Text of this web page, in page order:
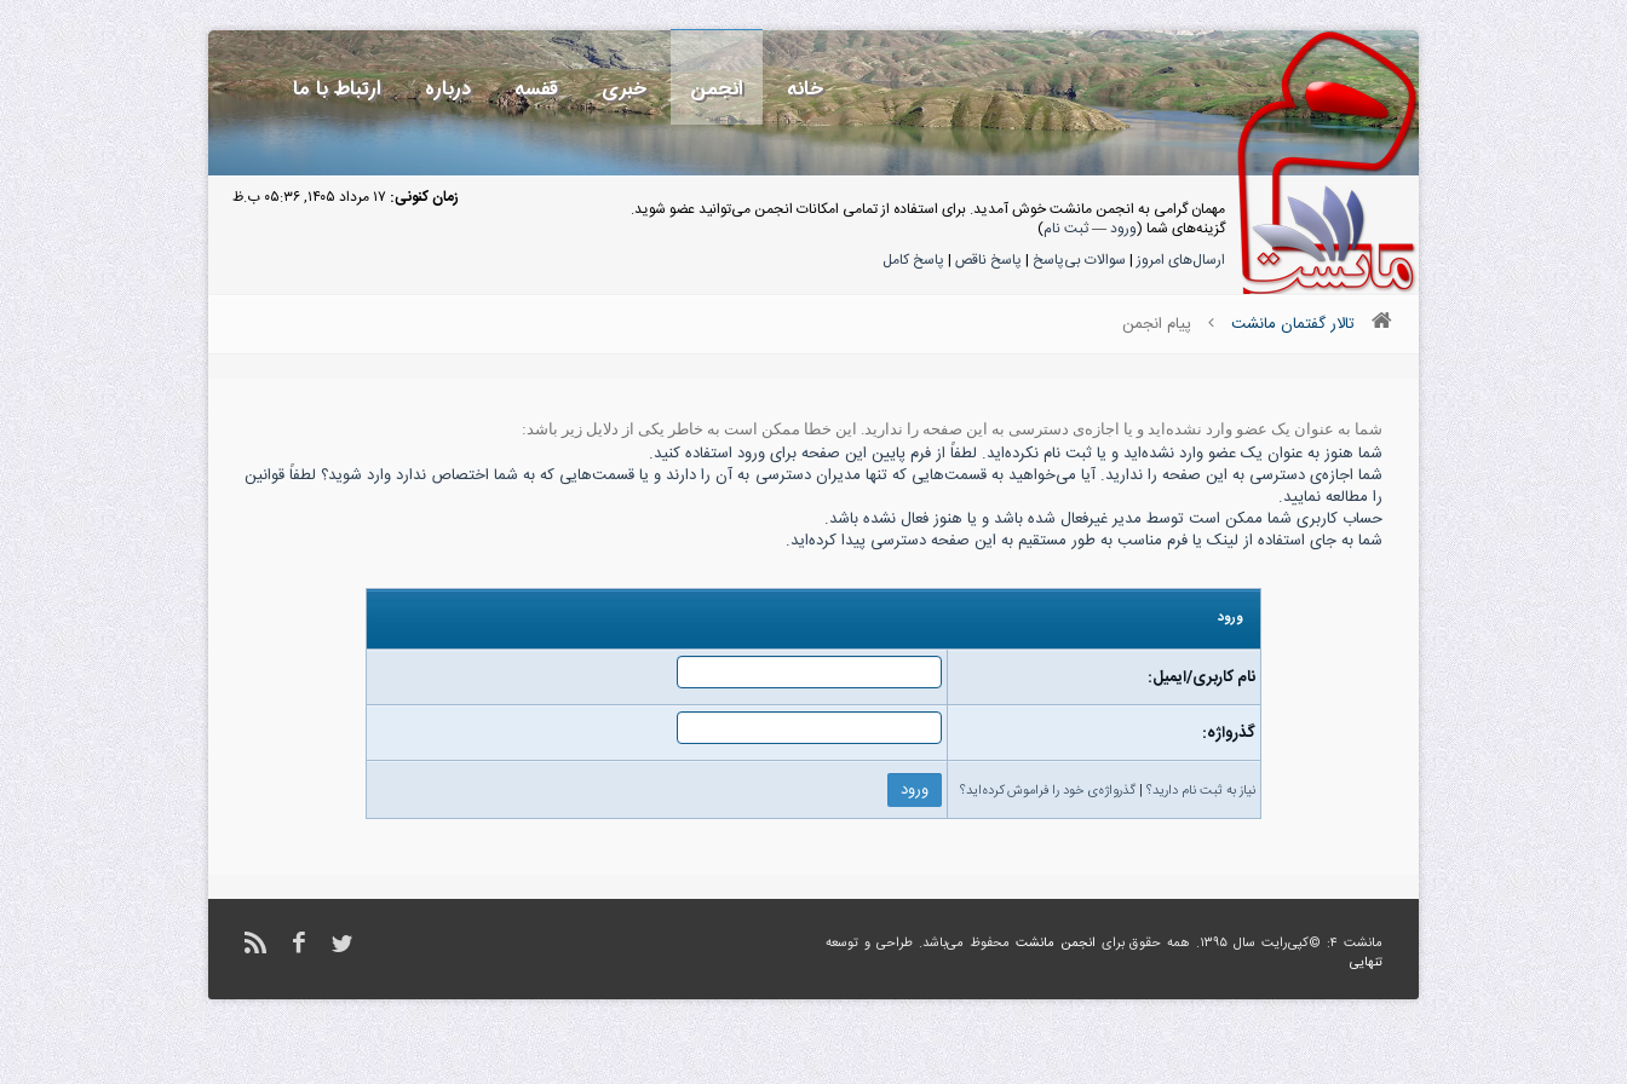
خانه انجمن خبری قفسه درباره ارتباط با ما
زمان کنونی: ۱۷ مرداد ۱۴۰۵, ۰۵:۳۶ ب.ظ
مهمان گرامی به انجمن مانشت خوش آمدید. برای استفاده از تمامی امکانات انجمن می‌توانید عضو شوید.
گزینه‌های شما (ورود—ثبت نام)
ارسال‌های امروز| سوالات بی‌پاسخ | پاسخ ناقص | پاسخ کامل
تالار گفتمان مانشت پیام انجمن
شما به عنوان یک عضو وارد نشده‌اید و یا اجازه‌ی دسترسی به این صفحه را ندارید. این خطا ممکن است به خاطر یکی از دلایل زیر باشد:
شما هنوز به عنوان یک عضو وارد نشده‌اید و یا ثبت نام نکرده‌اید. لطفاً از فرم پایین این صفحه برای ورود استفاده کنید.
شما اجازه‌ی دسترسی به این صفحه را ندارید. آیا می‌خواهید به قسمت‌هایی که تنها مدیران دسترسی به آن را دارند و یا قسمت‌هایی که به شما اختصاص ندارد وارد شوید؟ لطفاً قوانین
را مطالعه نمایید.
حساب کاربری شما ممکن است توسط مدیر غیرفعال شده باشد و یا هنوز فعال نشده باشد.
شما به جای استفاده از لینک یا فرم مناسب به طور مستقیم به این صفحه دسترسی پیدا کرده‌اید.
ورود
نام کاربری/ایمیل:
گذرواژه‌:
نیاز به ثبت نام دارید؟ | گذرواژه‌ی خود را فراموش کرده‌اید؟
مانشت ۴: ©کپی‌رایت سال ۱۳۹۵. همه حقوق برای انجمن مانشت محفوظ می‌باشد. طراحی و توسعه
تنهایی